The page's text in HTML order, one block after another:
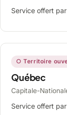
Service offert
○ Territoire
Québec
Capitale-
Service offert